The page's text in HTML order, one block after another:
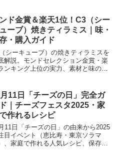
ド金賞＆楽天1位！C3（シー
ーブ）焼きティラミス｜味・
・購入ガイド
シーキューブ）の焼きティラミスを
解説。モンドセレクション金賞・楽
ンキング上位の実力、素材と味の特
11日「チーズの日」完全ガ
｜チーズフェスタ2025・家
作れるレシピ
11日「チーズの日」の由来から2025
目イベント（恵比寿・東京ソラマ
、家庭で作れる人気レシピ、保存と